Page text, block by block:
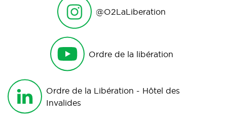
@O2LaLiberation
Ordre de la libération
Ordre de la Libération - Hôtel des
Invalides